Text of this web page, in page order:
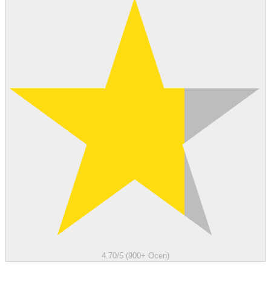
4.70/5 (900+ Ocen)